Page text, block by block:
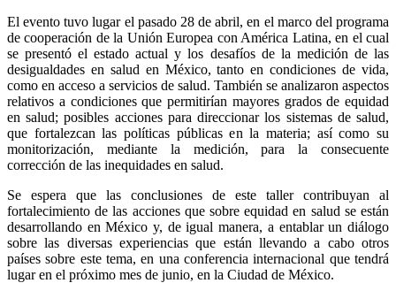
El evento tuvo lugar el pasado 28 de abril, en el marco del programa
de cooperación de la Unión Europea con América Latina, en el cual
se presentó el estado actual y los desafíos de la medición de las
desigualdades en salud en México, tanto en condiciones de vida,
como en acceso a servicios de salud. También se analizaron aspectos
relativos a condiciones que permitirían mayores grados de equidad
en salud; posibles acciones para direccionar los sistemas de salud,
que fortalezcan las políticas públicas en la materia; así como su
monitorización, mediante la medición, para la consecuente
corrección de las inequidades en salud.
Se espera que las conclusiones de este taller contribuyan al
fortalecimiento de las acciones que sobre equidad en salud se están
desarrollando en México y, de igual manera, a entablar un diálogo
sobre las diversas experiencias que están llevando a cabo otros
países sobre este tema, en una conferencia internacional que tendrá
lugar en el próximo mes de junio, en la Ciudad de México.